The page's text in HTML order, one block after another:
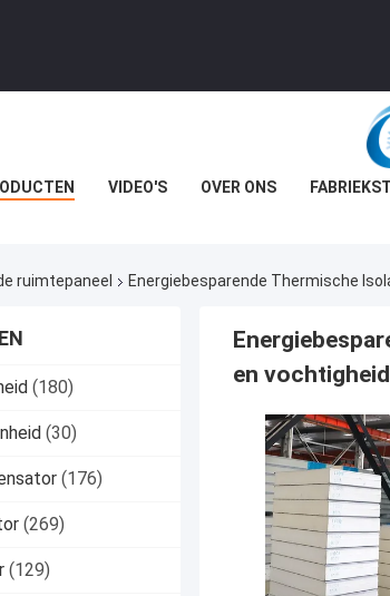
VIDEO'S OVER ONS
ruimtepaneel Energiebesparende Thermische
(180)
(30)
(176)
(269)
(129)
en